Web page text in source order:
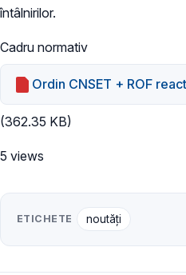
întâlnirilor.
Cadru normativ
Ordin CNSET + ROF
(362.35 KB)
5 views
ETICHETE noutăți